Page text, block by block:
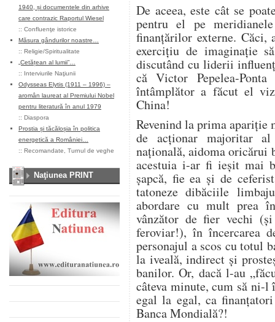
1940, și documentele din arhive
care contrazic Raportul Wiesel
:: Confluenţe istorice
Măsura gândurilor noastre…
:: Religie/Spiritualitate
„Cetățean al lumii”…
:: Interviurile Naţiunii
Odysseas Elytis (1911 – 1996) –
aromân laureat al Premiului Nobel
pentru literatură în anul 1979
:: Diaspora
Prostia și tăcăloșia în politica
energetică a României…
:: Recomandate Turnul de veghe
Naţiunea PRINT
De aceea, este cât se
pentru el pe
finanţărilor externe. Căci,
exerciţiu de imaginaţie
discutând cu liderii
că Victor Pepelea-
întâmplător a făcut el
China!
Revenind la prima
de acţionar majoritar
naţională, aidoma oricărui
acestuia i-ar fi ieşit mai
şapcă, fie ea şi de
tatoneze dibăciile
abordare cu mult prea
vânzător de fier vechi
feroviar!), în încercarea
personajul a scos cu totul
la iveală, indirect şi
banilor. Or, dacă l-au
câteva minute, cum să ni-
egal la egal, ca
Banca Mondială?!